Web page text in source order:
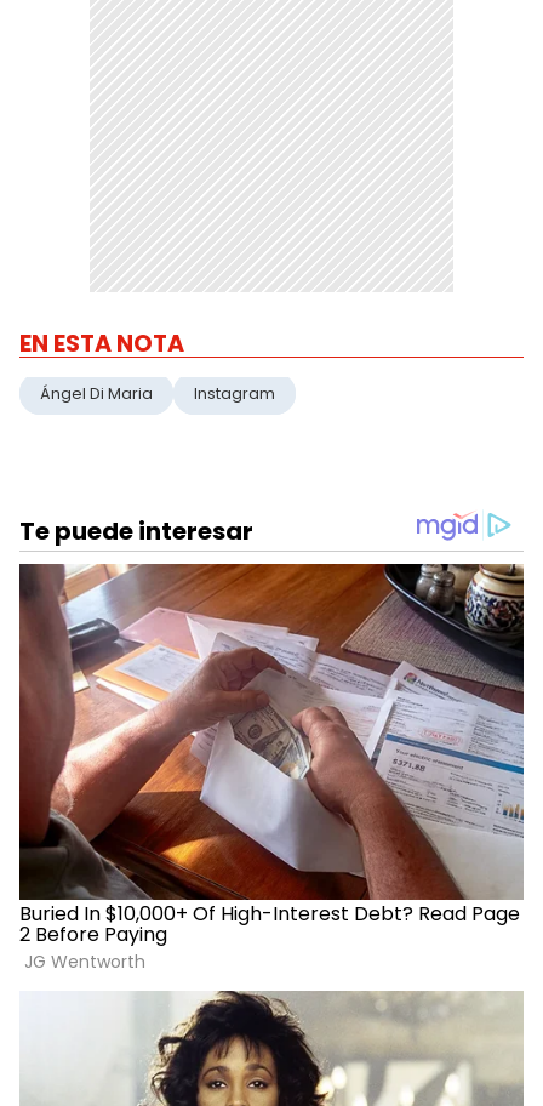
EN ESTA NOTA
Ángel Di Maria Instagram